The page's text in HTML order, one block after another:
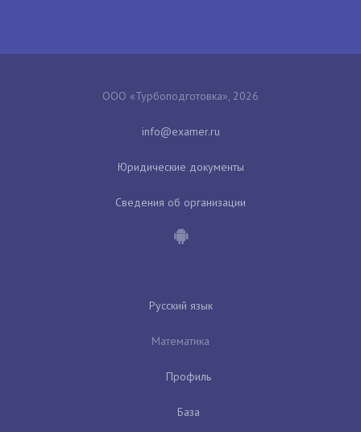
ООО «Турбоподготовка», 2026
Юридические документы
Сведения об организации
Русский язык
Математика
Профиль
База